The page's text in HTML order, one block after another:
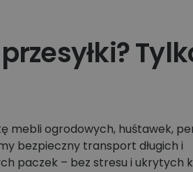
mebli ogrodowych, huśtawek,
bezpieczny transport długich i
paczek – bez stresu i ukrytych